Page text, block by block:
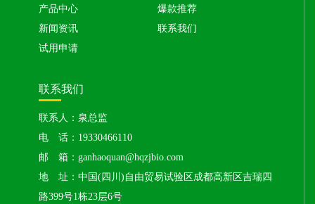
产品中心
爆款推荐
新闻资讯
联系我们
试用申请
联系我们
联系人：泉总监
电 话：19330466110
邮 箱：ganhaoquan@hqzjbio.com
地 址：中国(四川)自由贸易试验区成都高新区吉瑞四
路399号1栋23层6号